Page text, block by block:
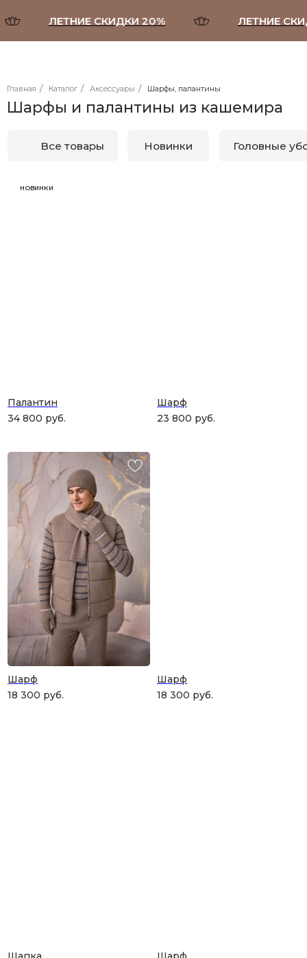
ЛЕТНИЕ СКИДКИ 20% ЛЕТНИЕ СКИДКИ
Главная / Каталог / Аксессуары / Шарфы, палантины
Шарфы и палантины из кашемира
Шарфы,
Головные уборы
Новинки
Все товары
НОВИНКИ
Палантин
34 800 руб.
Шарф
23 800 руб.
Шарф
18 300 руб.
Шарф
18 300 руб.